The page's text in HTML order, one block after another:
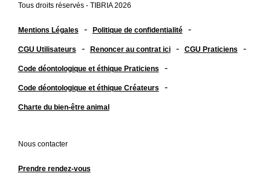
Tous droits réservés - TIBRIA 2026
Mentions Légales - Politique de confidentialité -
CGU Utilisateurs - Renoncer au contrat ici - CGU Praticiens -
Code déontologique et éthique Praticiens -
Code déontologique et éthique Créateurs -
Charte du bien-être animal
Nous contacter
Prendre rendez-vous